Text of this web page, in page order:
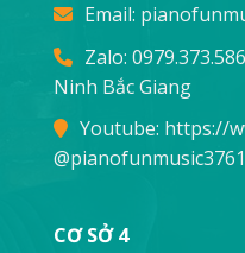
Email:
Zalo:
Ninh Bắc Giang
Youtube: https://
@pianofunmusic3761
CƠ SỞ 4